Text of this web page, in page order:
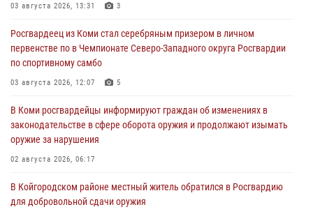
03 августа 2026, 13:31 3
Росгвардеец из Коми стал серебряным призером в личном
первенстве по в Чемпионате Северо-Западного округа Росгвардии
по спортивному самбо
03 августа 2026, 12:07 5
В Коми росгвардейцы информируют граждан об изменениях в
законодательстве в сфере оборота оружия и продолжают изымать
оружие за нарушения
02 августа 2026, 06:17
В Койгородском районе местный житель обратился в Росгвардию
для добровольной сдачи оружия